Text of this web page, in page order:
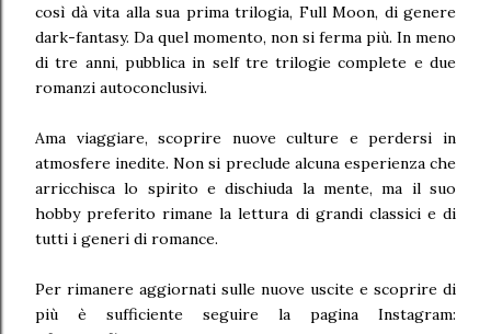
così dà vita alla sua prima trilogia, Full Moon, di genere
dark-fantasy. Da quel momento, non si ferma più. In meno
di tre anni, pubblica in self tre trilogie complete e due
romanzi autoconclusivi.
Ama viaggiare, scoprire nuove culture e perdersi in
atmosfere inedite. Non si preclude alcuna esperienza che
arricchisca lo spirito e dischiuda la mente, ma il suo
hobby preferito rimane la lettura di grandi classici e di
tutti i generi di romance.
Per rimanere aggiornati sulle nuove uscite e scoprire di
più è sufficiente seguire la pagina Instagram: